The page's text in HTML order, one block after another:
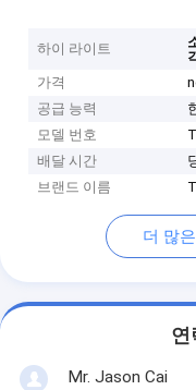
하이 라이트
가격
공급 능력
모델 번호
배달 시간
브랜드 이름
더 많
연
Mr. Jason Cai